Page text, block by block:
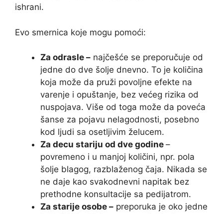
ishrani.
Evo smernica koje mogu pomoći:
Za odrasle – najčešće se preporučuje od
jedne do dve šolje dnevno. To je količina
koja može da pruži povoljne efekte na
varenje i opuštanje, bez većeg rizika od
nuspojava. Više od toga može da poveća
šanse za pojavu nelagodnosti, posebno
kod ljudi sa osetljivim želucem.
Za decu stariju od dve godine –
povremeno i u manjoj količini, npr. pola
šolje blagog, razblaženog čaja. Nikada se
ne daje kao svakodnevni napitak bez
prethodne konsultacije sa pedijatrom.
Za starije osobe – preporuka je oko jedne